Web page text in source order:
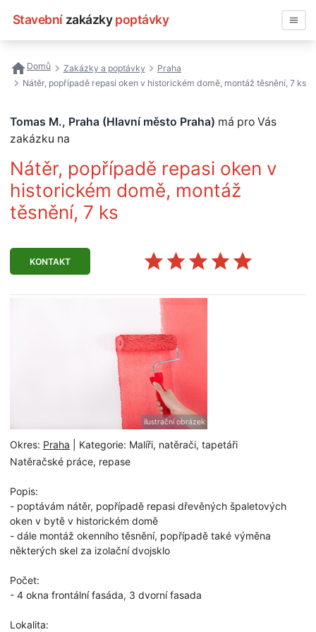
Stavební zakázky poptávky
Všechny zakázky
Nejčastější vyhledávání
Domů Zakázky a poptávky
Praha
Nátěr, popřípadě repasi oken v historickém domě, montáž těsnění, 7 ks
Tomas M., Praha (Hlavní město Praha) má pro Vás
zakázku na
Nátěr, popřípadě repasi oken v
historickém domě, montáž
těsnění, 7 ks
KONTAKT
Okres: Praha | Kategorie: Malíři, natěrači, tapetáři
Natěračské práce, repase
Popis:
- poptávám nátěr, popřípadě repasi dřevěných špaletových
oken v bytě v historickém domě
- dále montáž okenního těsnění, popřípadě také výměna
některých skel za izolační dvojsklo
Počet:
- 4 okna frontální fasáda, 3 dvorní fasada
Lokalita:
ilustrační obrázek